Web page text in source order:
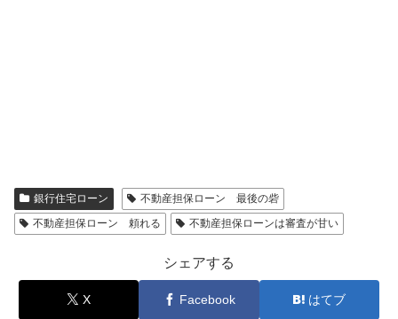
銀行住宅ローン
不動産担保ローン 最後の砦
不動産担保ローン 頼れる
不動産担保ローンは審査が甘い
シェアする
X Facebook はてブ